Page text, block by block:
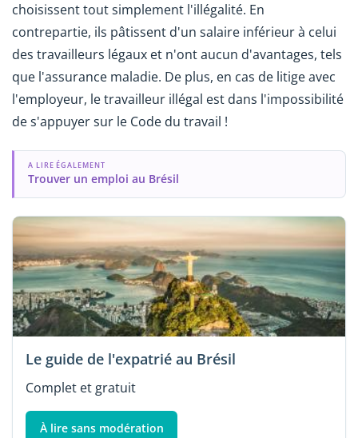
choisissent tout simplement l'illégalité. En
contrepartie, ils pâtissent d'un salaire inférieur à celui
des travailleurs légaux et n'ont aucun d'avantages, tels
que l'assurance maladie. De plus, en cas de litige avec
l'employeur, le travailleur illégal est dans l'impossibilité
de s'appuyer sur le Code du travail !
A LIRE ÉGALEMENT
Trouver un emploi au Brésil
Le guide de l'expatrié au Brésil
Complet et gratuit
À lire sans modération